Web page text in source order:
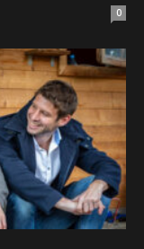
0